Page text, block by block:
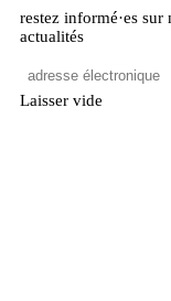
restez informé·es sur
actualités
Laisser vide